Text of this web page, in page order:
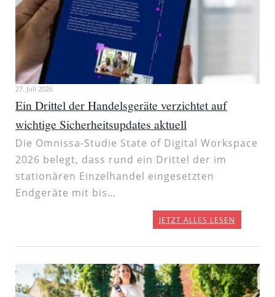
27. Juli 2026
Ein Drittel der Handelsgeräte verzichtet auf
wichtige Sicherheitsupdates aktuell
Die Omnissa-Studie State of Digital Workspace
2026 belegt, dass rund ein Drittel der im
stationären Einzelhandel eingesetzten
Endgeräte mit bis…
JETZT ALLES LESEN